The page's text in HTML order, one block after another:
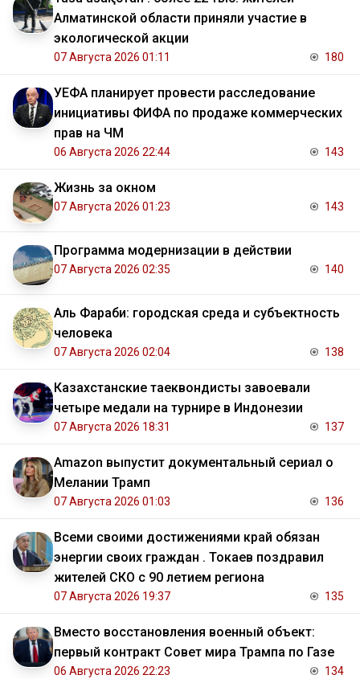
Алматинской области приняли участие в
экологической акции
07 Августа 2026 01:11 180
УЕФА планирует провести расследование
инициативы ФИФА по продаже коммерческих
прав на ЧМ
06 Августа 2026 22:44 143
Жизнь за окном
07 Августа 2026 01:23 143
Программа модернизации в действии
07 Августа 2026 02:35 140
Аль Фараби: городская среда и субъектность
человека
07 Августа 2026 02:04 138
Казахстанские таеквондисты завоевали
четыре медали на турнире в Индонезии
07 Августа 2026 18:31 137
Amazon выпустит документальный сериал о
Мелании Трамп
07 Августа 2026 01:03 136
Всеми своими достижениями край обязан
энергии своих граждан . Токаев поздравил
жителей СКО с 90 летием региона
07 Августа 2026 19:37 135
Вместо восстановления военный объект:
первый контракт Совет мира Трампа по Газе
06 Августа 2026 22:23 134